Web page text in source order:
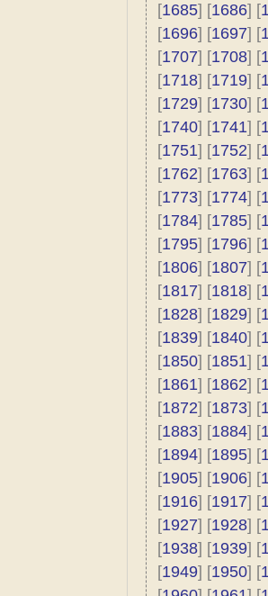
[1685] [1686] [
[1696] [1697] [
[1707] [1708] [
[1718] [1719] [
[1729] [1730] [
[1740] [1741] [
[1751] [1752] [
[1762] [1763] [
[1773] [1774] [
[1784] [1785] [
[1795] [1796] [
[1806] [1807] [
[1817] [1818] [
[1828] [1829] [
[1839] [1840] [
[1850] [1851] [
[1861] [1862] [
[1872] [1873] [
[1883] [1884] [
[1894] [1895] [
[1905] [1906] [
[1916] [1917] [
[1927] [1928] [
[1938] [1939] [
[1949] [1950] [